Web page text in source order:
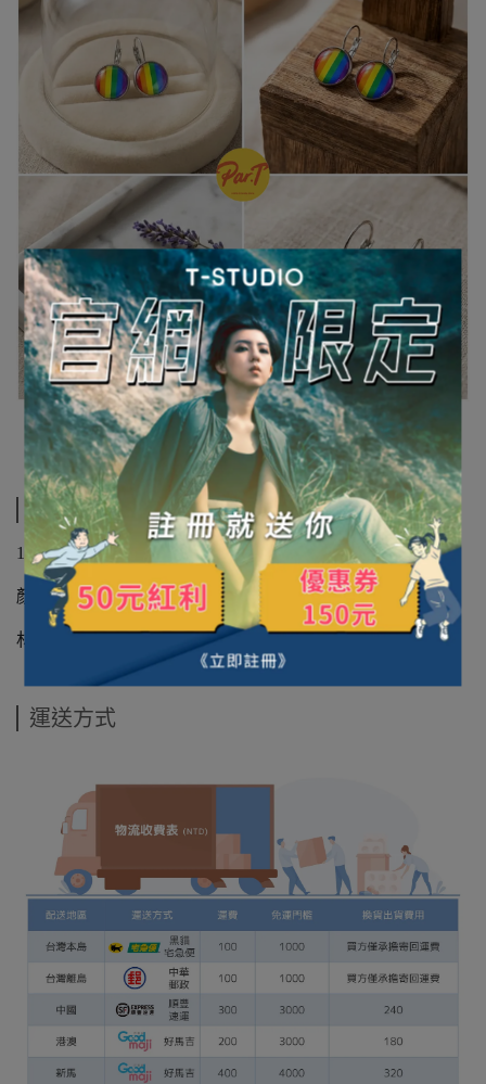
規格說明
1pc/1PAGE
顏色：六彩
材質：玻璃+不銹鋼
運送方式